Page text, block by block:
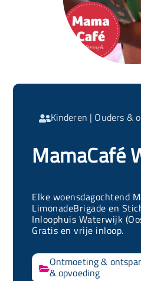
Kinderen | Ouders &
MamaCafé
Elke woensdagochtend
LimonadeBrigade en
Inloophuis Waterwijk
Gratis en vrije inloop.
Ontmoeting &
& opvoeding